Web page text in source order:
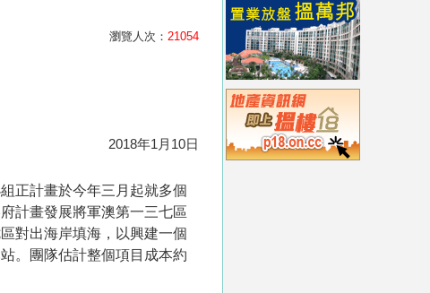
瀏覽人次： 21054
2018年1月10日
正計畫於今年三月起就多個
計畫發展將軍澳第一三七區
對出海岸填海，以興建一個
。團隊估計整個項目成本約